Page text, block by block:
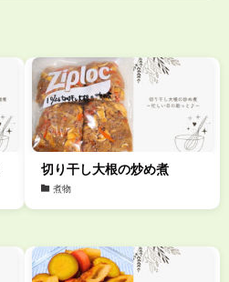
切り干し大根の炒め煮
煮物